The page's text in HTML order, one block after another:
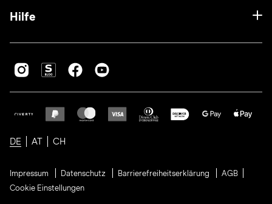
Hilfe
DE AT CH
Impressum Datenschutz Barrierefreiheitserklärung
AGB
Cookie Einstellungen